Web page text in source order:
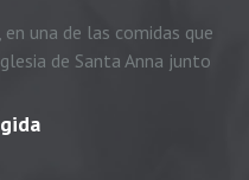
una de las comidas que
de Santa Anna junto